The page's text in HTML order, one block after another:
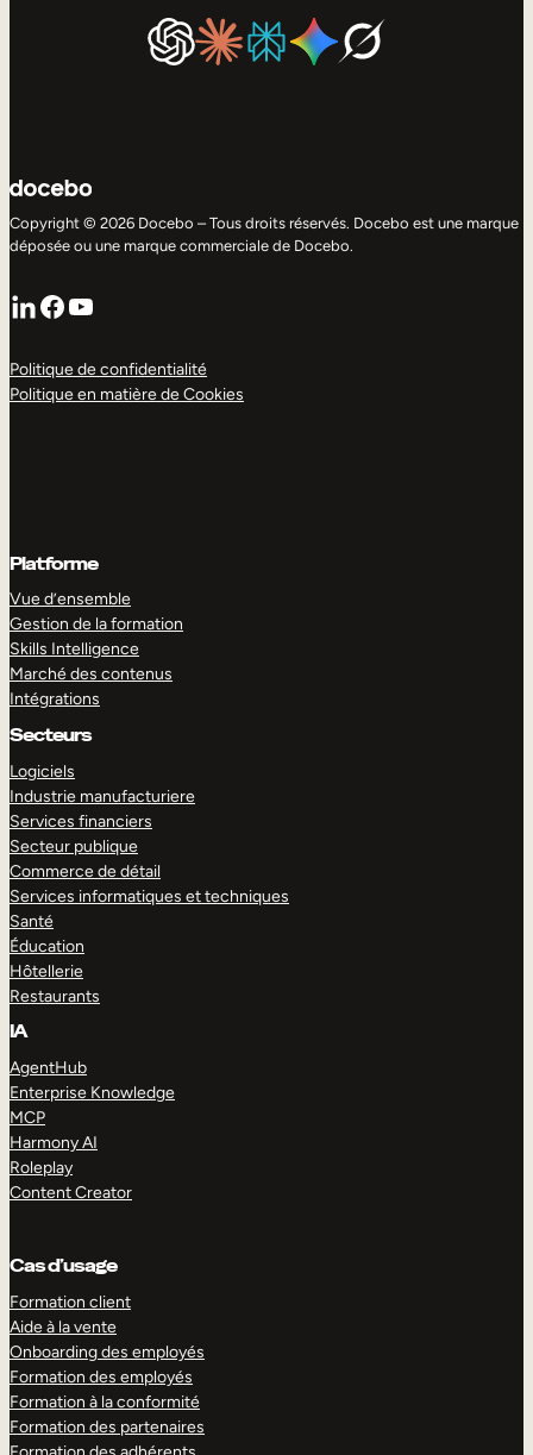
Copyright © 2026 Docebo – Tous droits réservés. Docebo est une marque
déposée ou une marque commerciale de Docebo.
LinkedIn
Facebook
YouTube
Politique de confidentialité
Politique en matière de Cookies
Platforme
Vue d’ensemble
Gestion de la formation
Skills Intelligence
Marché des contenus
Intégrations
Secteurs
Logiciels
Industrie manufacturiere
Services financiers
Secteur publique
Commerce de détail
Services informatiques et techniques
Santé
Éducation
Hôtellerie
Restaurants
IA
AgentHub
Enterprise Knowledge
MCP
Harmony AI
Roleplay
Content Creator
Cas d’usage
Formation client
Aide à la vente
Onboarding des employés
Formation des employés
Formation à la conformité
Formation des partenaires